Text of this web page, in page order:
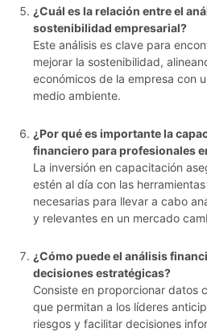
¿Cuál es la relación entre el
sostenibilidad empresarial?
Este análisis es clave para
mejorar la sostenibilidad,
económicos de la empresa con
medio ambiente.
¿Por qué es importante la
financiero para profesionales
La inversión en capacitación
estén al día con las
necesarias para llevar a cabo
y relevantes en un mercado
¿Cómo puede el análisis
decisiones estratégicas?
Consiste en proporcionar datos
que permitan a los líderes
riesgos y facilitar decisiones